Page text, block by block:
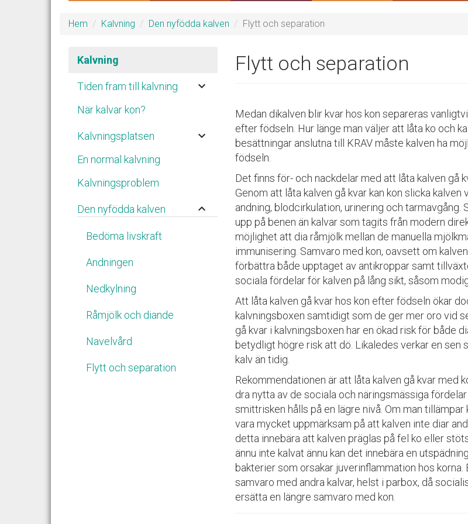
Hem Kalvning Den nyfödda kalven Flytt och separation
Kalvning
Tiden fram till kalvning keyboard_arrow_down
När kalvar kon?
Kalvningsplatsen keyboard_arrow_down
En normal kalvning
Kalvningsproblem
Den nyfödda kalven keyboard_arrow_up
Bedöma livskraft
Andningen
Nedkylning
Råmjölk och diande
Navelvård
Flytt och separation
Flytt och separation
Medan dikalven blir kvar hos kon separeras
efter födseln. Hur länge man väljer att låta ko och
besättningar anslutna till KRAV måste kalven ha
födseln.
Det finns för- och nackdelar med att låta kalven gå
Genom att låta kalven gå kvar kan kon slicka
andning, blodcirkulation, urinering och
upp på benen än kalvar som tagits från modern
möjlighet att dia råmjölk mellan de manuella
immunisering. Samvaro med kon, oavsett om
förbättra både upptaget av antikroppar samt
sociala fördelar för kalven på lång sikt, såsom
Att låta kalven gå kvar hos kon efter födseln ökar
kalvningsboxen samtidigt som de ger mer oro vid
gå kvar i kalvningsboxen har en ökad risk för både
betydligt högre risk att dö. Likaledes verkar en
kalv än tidig.
Rekommendationen är att låta kalven gå kvar med
dra nytta av de sociala och näringsmässiga
smittrisken hålls på en lägre nivå. Om man
vara mycket uppmärksam på att kalven inte diar
detta innebära att kalven präglas på fel ko eller
ännu inte kalvat ännu kan det innebära en
bakterier som orsakar juverinflammation hos
samvaro med andra kalvar, helst i parbox, då
ersätta en längre samvaro med kon.